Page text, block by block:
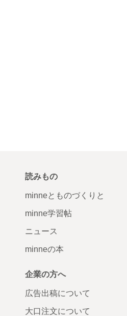
読みもの
minneとものづくりと
minne学習帖
ニュース
minneの本
企業の方へ
広告出稿について
大口注文について